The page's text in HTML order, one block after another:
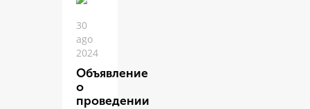
30
ago
2024
Объявление
о
проведении